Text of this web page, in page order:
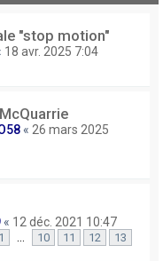
"stop motion"
18 avr. 2025 7:04
« 26 mars 2025
« 12 déc. 2021 10:47
1 … 10 11 12 13